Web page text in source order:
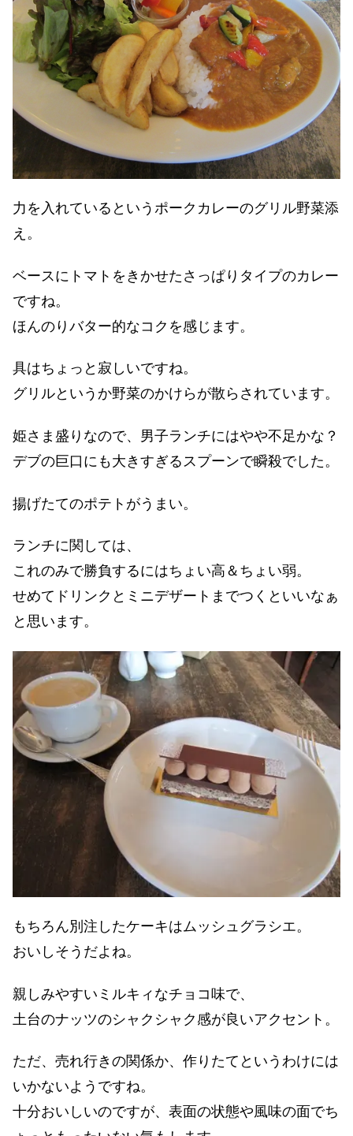
力を入れているというポークカレーのグリル野菜添
え。
ベースにトマトをきかせたさっぱりタイプのカレー
ですね。
ほんのりバター的なコクを感じます。
具はちょっと寂しいですね。
グリルというか野菜のかけらが散らされています。
姫さま盛りなので、男子ランチにはやや不足かな？
デブの巨口にも大きすぎるスプーンで瞬殺でした。
揚げたてのポテトがうまい。
ランチに関しては、
これのみで勝負するにはちょい高＆ちょい弱。
せめてドリンクとミニデザートまでつくといいなぁ
と思います。
もちろん別注したケーキはムッシュグラシエ。
おいしそうだよね。
親しみやすいミルキィなチョコ味で、
土台のナッツのシャクシャク感が良いアクセント。
ただ、売れ行きの関係か、作りたてというわけには
いかないようですね。
十分おいしいのですが、表面の状態や風味の面でち